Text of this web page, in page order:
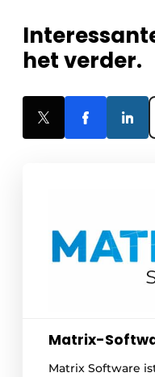
het verder.
Matrix-
Matrix Software